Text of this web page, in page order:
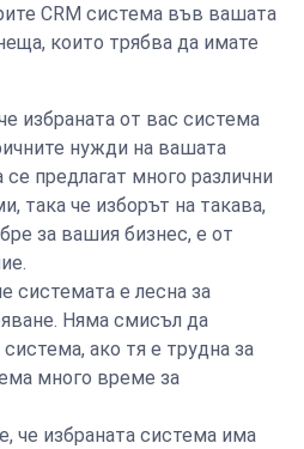
CRM система във вашата
които трябва да имате
избраната от вас система
нужди на вашата
предлагат много различни
така че изборът на такава,
за вашия бизнес, е от
системата е лесна за
Няма смисъл да
ако тя е трудна за
много време за
че избраната система има